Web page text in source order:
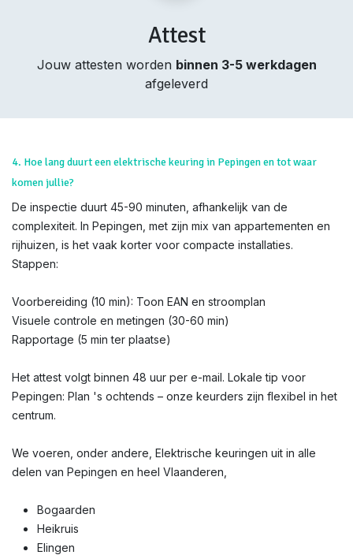
Attest
Jouw attesten worden binnen 3-5 werkdagen
afgeleverd
4. Hoe lang duurt een elektrische keuring in Pepingen en tot waar
komen jullie?
De inspectie duurt 45-90 minuten, afhankelijk van de
complexiteit. In Pepingen, met zijn mix van appartementen en
rijhuizen, is het vaak korter voor compacte installaties.
Stappen:
Voorbereiding (10 min): Toon EAN en stroomplan
Visuele controle en metingen (30-60 min)
Rapportage (5 min ter plaatse)
Het attest volgt binnen 48 uur per e-mail. Lokale tip voor
Pepingen: Plan 's ochtends – onze keurders zijn flexibel in het
centrum.
We voeren, onder andere, Elektrische keuringen uit in alle
delen van Pepingen en heel Vlaanderen,
Bogaarden
Heikruis
Elingen